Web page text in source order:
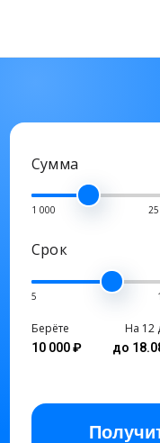
Сумма
1 000
Срок
5
Берёте
10 000 ₽
На 12
до